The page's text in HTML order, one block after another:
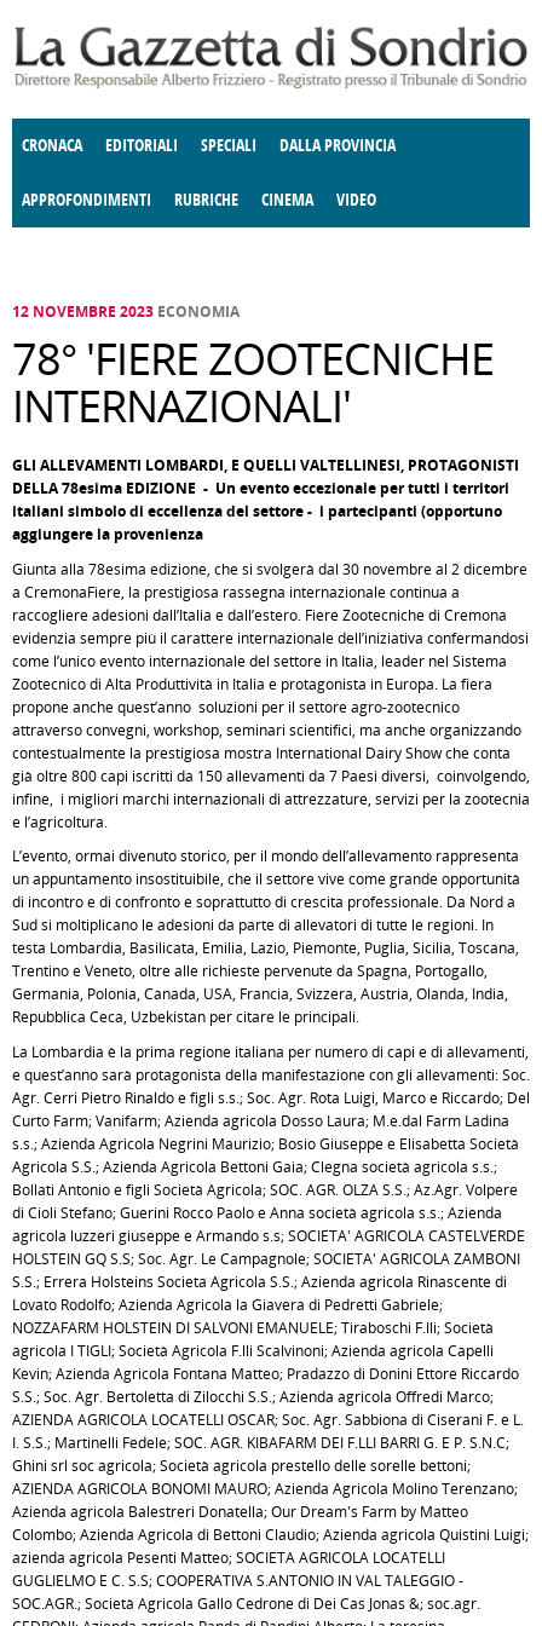
CRONACA EDITORIALI SPECIALI DALLA PROVINCIA
APPROFONDIMENTI
E SPETTACOLI POLITICA
RUBRICHE
DELLE IDEE FATTI DELLO SPIRITO
CINEMA VIDEO
12 NOVEMBRE 2023 ECONOMIA
78° 'FIERE ZOOTECNICHE
INTERNAZIONALI'
GLI ALLEVAMENTI LOMBARDI, E QUELLI VALTELLINESI, PROTAGONISTI
DELLA 78esima EDIZIONE - Un evento eccezionale per tutti i territori
italiani simbolo di eccellenza del settore - i partecipanti (opportuno
aggiungere la provenienza
Giunta alla 78esima edizione, che si svolgerà dal 30 novembre al 2 dicembre
a CremonaFiere, la prestigiosa rassegna internazionale continua a
raccogliere adesioni dall’Italia e dall’estero. Fiere Zootecniche di Cremona
evidenzia sempre più il carattere internazionale dell’iniziativa confermandosi
come l’unico evento internazionale del settore in Italia, leader nel Sistema
Zootecnico di Alta Produttività in Italia e protagonista in Europa. La fiera
propone anche quest’anno soluzioni per il settore agro-zootecnico
attraverso convegni, workshop, seminari scientifici, ma anche organizzando
contestualmente la prestigiosa mostra International Dairy Show che conta
già oltre 800 capi iscritti da 150 allevamenti da 7 Paesi diversi, coinvolgendo,
infine, i migliori marchi internazionali di attrezzature, servizi per la zootecnia
e l’agricoltura.
L’evento, ormai divenuto storico, per il mondo dell’allevamento rappresenta
un appuntamento insostituibile, che il settore vive come grande opportunità
di incontro e di confronto e soprattutto di crescita professionale. Da Nord a
Sud si moltiplicano le adesioni da parte di allevatori di tutte le regioni. In
testa Lombardia, Basilicata, Emilia, Lazio, Piemonte, Puglia, Sicilia, Toscana,
Trentino e Veneto, oltre alle richieste pervenute da Spagna, Portogallo,
Germania, Polonia, Canada, USA, Francia, Svizzera, Austria, Olanda, India,
Repubblica Ceca, Uzbekistan per citare le principali.
La Lombardia è la prima regione italiana per numero di capi e di allevamenti,
e quest’anno sarà protagonista della manifestazione con gli allevamenti: Soc.
Agr. Cerri Pietro Rinaldo e figli s.s.; Soc. Agr. Rota Luigi, Marco e Riccardo; Del
Curto Farm; Vanifarm; Azienda agricola Dosso Laura; M.e.dal Farm Ladina
s.s.; Azienda Agricola Negrini Maurizio; Bosio Giuseppe e Elisabetta Società
Agricola S.S.; Azienda Agricola Bettoni Gaia; Clegna società agricola s.s.;
Bollati Antonio e figli Società Agricola; SOC. AGR. OLZA S.S.; Az.Agr. Volpere
di Cioli Stefano; Guerini Rocco Paolo e Anna società agricola s.s.; Azienda
agricola luzzeri giuseppe e Armando s.s; SOCIETA' AGRICOLA CASTELVERDE
HOLSTEIN GQ S.S; Soc. Agr. Le Campagnole; SOCIETA' AGRICOLA ZAMBONI
S.S.; Errera Holsteins Societa Agricola S.S.; Azienda agricola Rinascente di
Lovato Rodolfo; Azienda Agricola la Giavera di Pedretti Gabriele;
NOZZAFARM HOLSTEIN DI SALVONI EMANUELE; Tiraboschi F.lli; Società
agricola I TIGLI; Società Agricola F.lli Scalvinoni; Azienda agricola Capelli
Kevin; Azienda Agricola Fontana Matteo; Pradazzo di Donini Ettore Riccardo
S.S.; Soc. Agr. Bertoletta di Zilocchi S.S.; Azienda agricola Offredi Marco;
AZIENDA AGRICOLA LOCATELLI OSCAR; Soc. Agr. Sabbiona di Ciserani F. e L.
I. S.S.; Martinelli Fedele; SOC. AGR. KIBAFARM DEI F.LLI BARRI G. E P. S.N.C;
Ghini srl soc agricola; Società agricola prestello delle sorelle bettoni;
AZIENDA AGRICOLA BONOMI MAURO; Azienda Agricola Molino Terenzano;
Azienda agricola Balestreri Donatella; Our Dream's Farm by Matteo
Colombo; Azienda Agricola di Bettoni Claudio; Azienda agricola Quistini Luigi;
azienda agricola Pesenti Matteo; SOCIETA AGRICOLA LOCATELLI
GUGLIELMO E C. S.S; COOPERATIVA S.ANTONIO IN VAL TALEGGIO -
SOC.AGR.; Società Agricola Gallo Cedrone di Dei Cas Jonas &; soc.agr.